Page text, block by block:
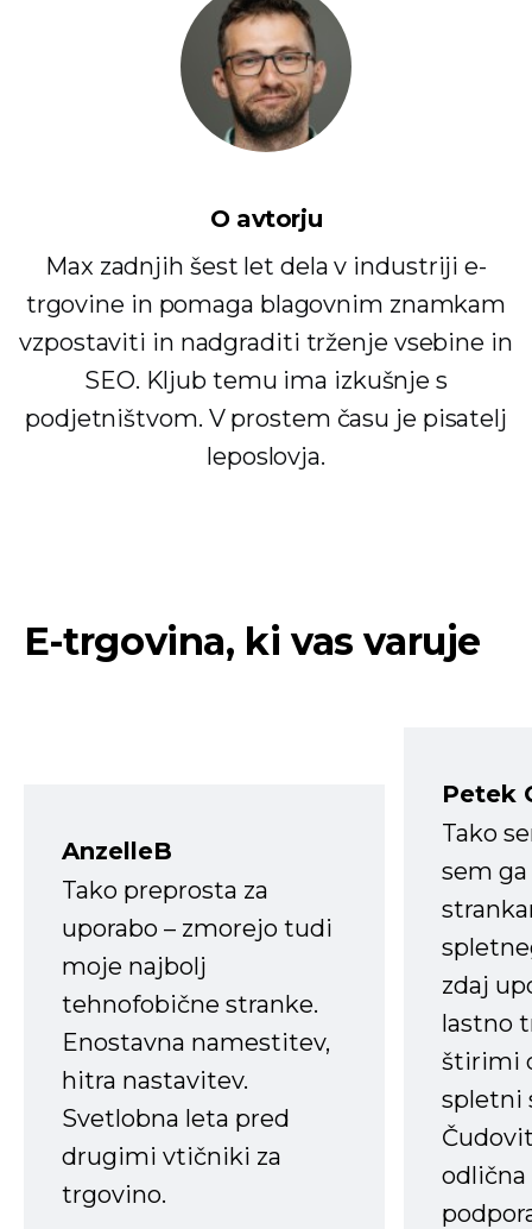
O avtorju
Max zadnjih šest let dela v industriji e-
trgovine in pomaga blagovnim znamkam
vzpostaviti in nadgraditi trženje vsebine in
SEO. Kljub temu ima izkušnje s
podjetništvom. V prostem času je pisatelj
leposlovja.
E-trgovina, ki vas varuje
AnzelleB
Tako preprosta za
uporabo – zmorejo tudi
moje najbolj
tehnofobične stranke.
Enostavna namestitev,
hitra nastavitev.
Svetlobna leta pred
drugimi vtičniki za
trgovino.
Petek
Tako
sem
zdaj
lastno
štirimi
spletni